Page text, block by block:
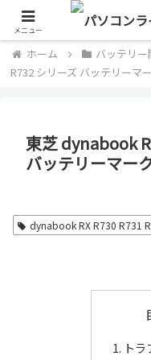
単なる
ホーム バッテリー
R732 シリーズ バッテリー
東芝 dynabook
バッテリーマー
dynabook RX R730 R731
ト
メニュー